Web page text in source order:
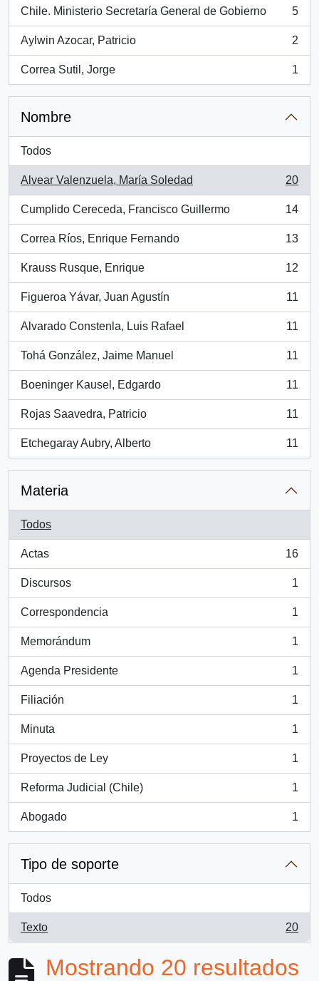
Chile. Ministerio Secretaría General de Gobierno
, 5 resultados
5
Aylwin Azocar, Patricio
, 2 resultados
2
Correa Sutil, Jorge
, 1 resultados
1
Nombre
Todos
Alvear Valenzuela, María Soledad
, 20 resultados
20
Cumplido Cereceda, Francisco Guillermo
, 14 resultados
14
Correa Ríos, Enrique Fernando
, 13 resultados
13
Krauss Rusque, Enrique
, 12 resultados
12
Figueroa Yávar, Juan Agustín
, 11 resultados
11
Alvarado Constenla, Luis Rafael
, 11 resultados
11
Tohá González, Jaime Manuel
, 11 resultados
11
Boeninger Kausel, Edgardo
, 11 resultados
11
Rojas Saavedra, Patricio
, 11 resultados
11
Etchegaray Aubry, Alberto
, 11 resultados
11
Materia
Todos
Actas
, 16 resultados
16
Discursos
, 1 resultados
1
Correspondencia
, 1 resultados
1
Memorándum
, 1 resultados
1
Agenda Presidente
, 1 resultados
1
Filiación
, 1 resultados
1
Minuta
, 1 resultados
1
Proyectos de Ley
, 1 resultados
1
Reforma Judicial (Chile)
, 1 resultados
1
Abogado
, 1 resultados
1
Tipo de soporte
Todos
Texto
, 20 resultados
20
Mostrando 20 resultados